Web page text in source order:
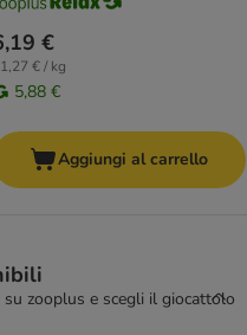
€
€ / kg
5,88 €
Aggiungi al carrello
zooplus e scegli il giocattolo